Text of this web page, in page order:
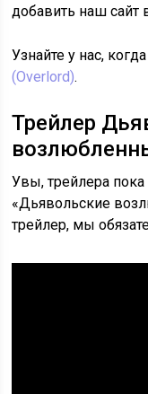
добавить наш сайт
Узнайте у нас,
(Overlord).
Трейлер
Увы, трейлера
«Дьявольские
трейлер, мы